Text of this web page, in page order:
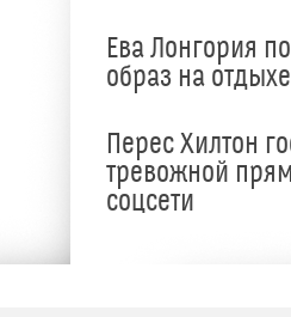
Ева Лонгория
образ на
Перес Хилтон
тревожной
соцсети